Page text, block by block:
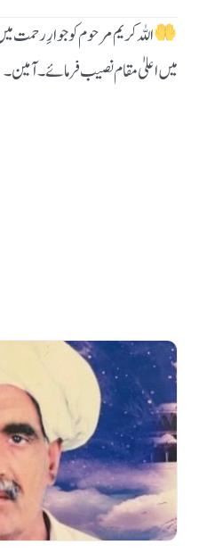
اللہ کریم مرحوم کو جوارِ رحمت
میں اعلیٰ مقام نصیب فرمائے۔ آمین۔